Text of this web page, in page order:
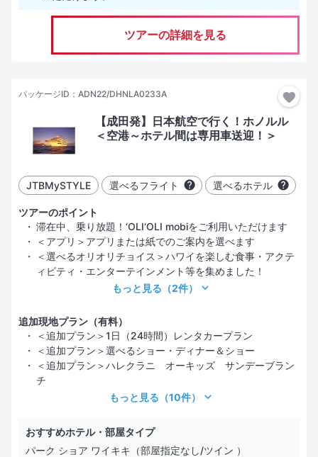
ツアーの詳細を見る
パッケージID：ADN22/DHNLA0233A
【成田発】日本航空で行く！ホノルル
＜空港～ホテル間は専用車送迎！＞
JTBMySTYLE 選べるフライト 選べるホテル
ツアーのポイント
滞在中、乗り放題！‘OLI‘OLI mobiをご利用いただけます
＜アプリ＞アプリまたは紙でのご案内を選べます
＜選べるオリオリチョイス＞ハワイを楽しむ食事・アクテ
ィビティ・エンターテインメント等を集めました！
もっと見る （2件）
追加現地プラン（有料）
＜追加プラン＞1日（24時間）レンタカープラン
＜追加プラン＞選べるショー・ディナー＆ショー
＜追加プラン＞ハレクラニ オーキッズ サンデーブラン
チ
もっと見る （10件）
おすすめホテル・部屋タイプ
パーク ショア ワイキキ（部屋指定なし/ツイン ）